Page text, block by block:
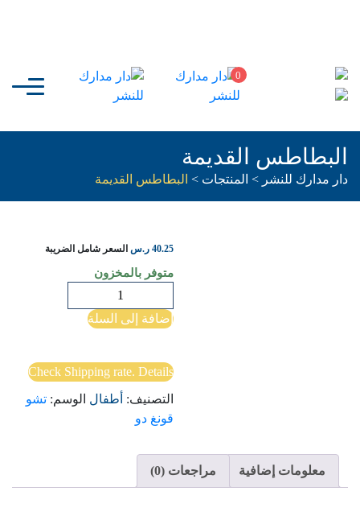
0
البطاطس القديمة
دار مدارك للنشر > المنتجات > البطاطس القديمة
40.25 ر.س السعر شامل الضريبة
متوفر بالمخزون
البطاطس
القديمة
إضافة إلى السلة
Check Shipping rate. Details
التصنيف: أطفال الوسم:تشو
قونغ دو
معلومات إضافية مراجعات (0)